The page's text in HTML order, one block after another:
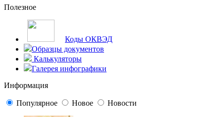
Полезное
Коды ОКВЭД
Образцы документов
Калькуляторы
Галерея инфографики
Информация
Популярное Новое Новости